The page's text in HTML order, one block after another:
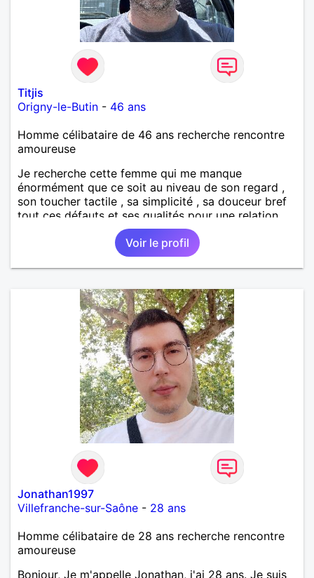
Titjis
Origny-le-Butin - 46 ans
Homme célibataire de 46 ans recherche rencontre
amoureuse
Je recherche cette femme qui me manque
énormément que ce soit au niveau de son regard ,
son toucher tactile , sa simplicité , sa douceur bref
tout ces défauts et ses qualités pour une relation
Voir le profil
Jonathan1997
Villefranche-sur-Saône - 28 ans
Homme célibataire de 28 ans recherche rencontre
amoureuse
Bonjour, Je m'appelle Jonathan, j'ai 28 ans. Je suis